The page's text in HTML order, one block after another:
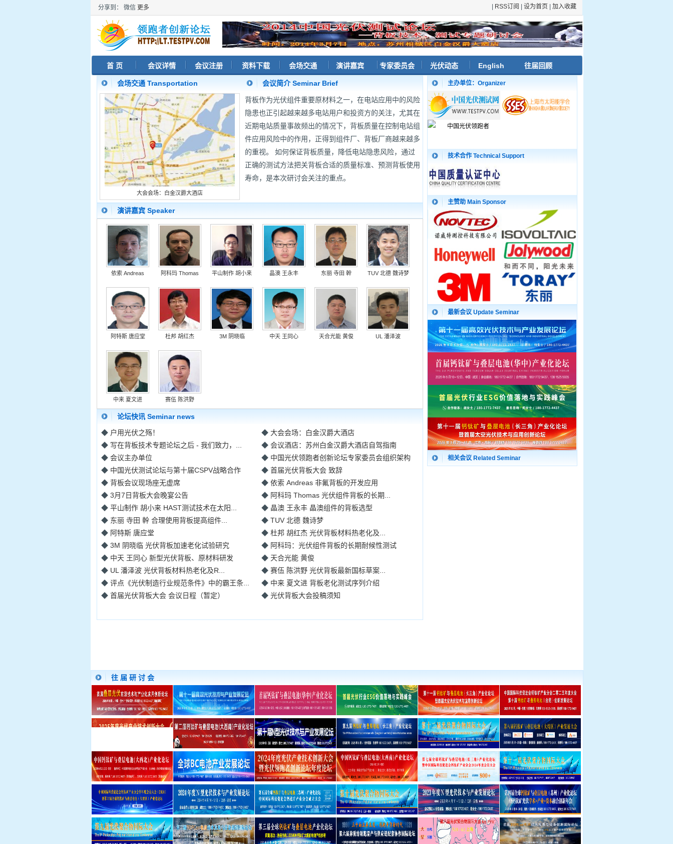
分享到： 微信 更多 RSS订阅 设为首页 加入收藏
首 页 会议详情 会议注册 资料下载 会场交通 演讲嘉宾 专家委员会 光伏动态 English 往届回顾
会场交通 Transportation 会议简介 Seminar Brief
大会会场：白金汉爵大酒店
背板作为光伏组件重要原材料之一，在电站应用中的风险
隐患也正引起越来越多电站用户和投资方的关注，尤其在
近期电站质量事故频出的情况下，背板质量在控制电站组
件应用风险中的作用，正得到组件厂、背板厂商越来越多
的重视。 如何保证背板质量，降低电站隐患风险，通过
正确的测试方法把关背板合适的质量标准、预测背板使用
寿命，是本次研讨会关注的重点。
演讲嘉宾 Speaker
依索 Andreas 阿科玛 Thomas 平山制作 胡小来 晶澳 王永丰 东丽 寺田 幹 TUV 北德 魏诗梦
阿特斯 唐应堂 杜邦 胡红杰 3M 阴晓临 中天 王同心 天合光能 黄俊 UL 潘泽波
中来 夏文进 赛伍 陈洪野
论坛快讯 Seminar news
◆ 户用光伏之殇！ ◆ 大会会场：白金汉爵大酒店
◆ 写在背板技术专题论坛之后 - 我们致力，... ◆ 会议酒店：苏州白金汉爵大酒店自驾指南
◆ 会议主办单位 ◆ 中国光伏领跑者创新论坛专家委员会组织架构
◆ 中国光伏测试论坛与第十届CSPV战略合作 ◆ 首届光伏背板大会 致辞
◆ 背板会议现场座无虚席 ◆ 依索 Andreas 非氟背板的开发应用
◆ 3月7日背板大会晚宴公告 ◆ 阿科玛 Thomas 光伏组件背板的长期...
◆ 平山制作 胡小来 HAST测试技术在太阳... ◆ 晶澳 王永丰 晶澳组件的背板选型
◆ 东丽 寺田 幹 合理使用背板提高组件... ◆ TUV 北德 魏诗梦
◆ 阿特斯 唐应堂 ◆ 杜邦 胡红杰 光伏背板材料热老化及...
◆ 3M 阴晓临 光伏背板加速老化试验研究 ◆ 阿科玛：光伏组件背板的长期耐候性测试
◆ 中天 王同心 新型光伏背板、原材料研发 ◆ 天合光能 黄俊
◆ UL 潘泽波 光伏背板材料热老化及R... ◆ 赛伍 陈洪野 光伏背板最新国标草案...
◆ 评点《光伏制造行业规范条件》中的霸王条... ◆ 中来 夏文进 背板老化测试序列介绍
◆ 首届光伏背板大会 会议日程（暂定） ◆ 光伏背板大会投稿须知
主办单位：Organizer
技术合作 Technical Support
主赞助 Main Sponsor
最新会议 Update Seminar
相关会议 Related Seminar
往 届 研 讨 会